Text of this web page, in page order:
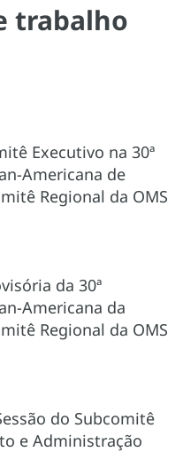
trabalho
Executivo na 30ª
Americana de
Regional da OMS
da 30ª
Americana da
Regional da OMS
do Subcomitê
e Administração